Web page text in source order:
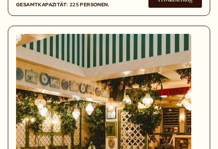
GESAMTKAPAZITÄT: 225 PERSONEN.